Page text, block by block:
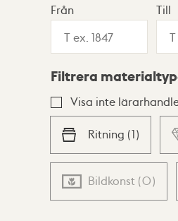
Visningsläge
Lista Karta
Från Till
Filtrera
Visa inte
Ritning (1)
Bildkonst (0)